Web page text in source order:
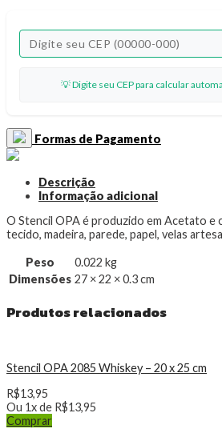
20
25
💡 Digite seu CEP para calcular
Formas de Pagamento
Descrição
Informação adicional
O Stencil OPA é produzido em Acetato e
tecido, madeira, parede, papel, velas
Peso
0.022 kg
Dimensões 27 × 22 × 0.3 cm
Produtos relacionados
Stencil OPA 2085 Whiskey – 20 x 25 cm
R$13,95
Ou 1x de R$13,95
Comprar